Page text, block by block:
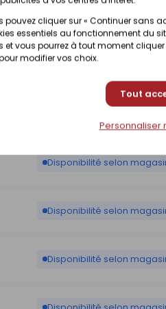
pouvez cliquer sur « Continuer sans
essentiels au fonctionnement du
et vous pourrez à tout moment
modifier vos choix.
Tout
Personnaliser
Disponibilité selon
Disponibilité selon magasin
Disponibilité selon
Disponibilité selon
Disponibilité selon